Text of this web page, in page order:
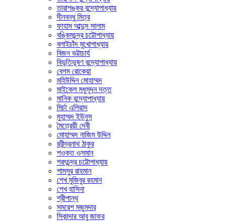
তারাশঙ্কর বন্দ্যোপাধ্যায়
দীনবন্ধু মিত্র
ফাহাম আব্দুস সালাম
বঙ্কিমচন্দ্র চট্টোপাধ্যায়
বলাইচাঁদ মুখোপাধ্যায়
বিজন ভট্টাচার্য
বিভূতিভূষণ বন্দ্যোপাধ্যায়
বেগম রোকেয়া
মহিউদ্দিন মোহাম্মদ
মাইকেল মধুসূদন দত্ত
মানিক বন্দ্যোপাধ্যায়
মির্চা এলিয়াদ
মুহাম্মদ ইউনুস
মৈত্রেয়ী দেবী
মোহাম্মদ নাজিম উদ্দিন
রবীন্দ্রনাথ ঠাকুর
শওকত ওসমান
শরৎচন্দ্র চট্টোপাধ্যায়
শামসুর রাহমান
শেখ মুজিবুর রহমান
শেখ হাসিনা
শ্রীপান্থ
সমরেশ মজুমদার
সিকান্দার আবু জাফর